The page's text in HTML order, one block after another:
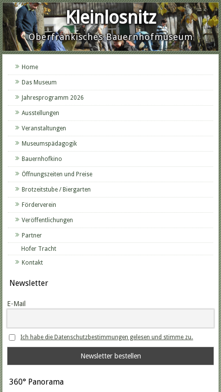
Kleinlosnitz
Oberfränkisches Bauernhofmuseum
Home
Das Museum
Jahresprogramm 2026
Ausstellungen
Veranstaltungen
Museumspädagogik
Bauernhofkino
Öffnungszeiten und Preise
Brotzeitstube / Biergarten
Förderverein
Veröffentlichungen
Partner
Hofer Tracht
Kontakt
Newsletter
E-Mail
Ich habe die Datenschutzbestimmungen gelesen und stimme zu.
360° Panorama